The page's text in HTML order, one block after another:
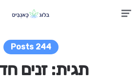
244 Posts
תגית:זנים